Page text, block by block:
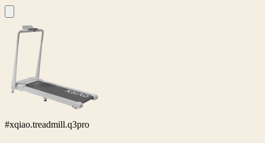
#xqiao.treadmill.q3pro